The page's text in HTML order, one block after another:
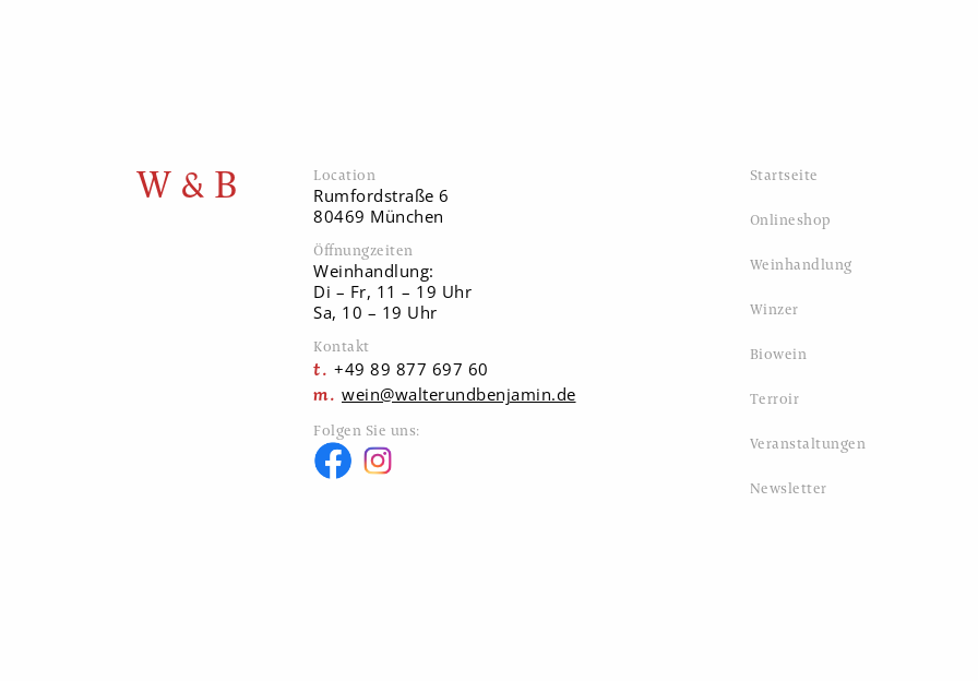
W & B Location
Rumfordstraße 6
80469 München
Öffnungzeiten
Weinhandlung:
Di – Fr, 11 – 19 Uhr
Sa, 10 – 19 Uhr
Kontakt
+49 89 877 697 60
wein@walterundbenjamin.de
Folgen Sie uns:
Startseite
Onlineshop
Weinhandlung
Winzer
Biowein
Terroir
Veranstaltungen
Newsletter